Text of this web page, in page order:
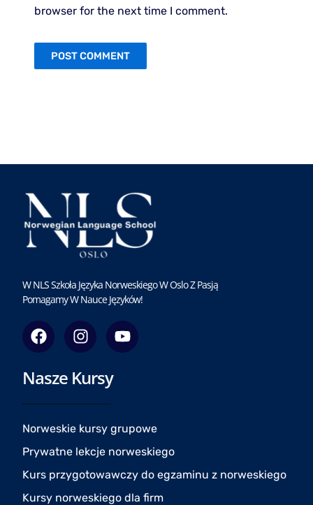
browser for the next time I comment.
W NLS Szkoła Języka Norweskiego W Oslo Z Pasją
Pomagamy W Nauce Języków!
F
a
c
e
o
o
I
n
s
t
g
r
a
m
Y
o
u
e
Nasze Kursy
Norweskie kursy grupowe
Prywatne lekcje norweskiego
Kurs przygotowawczy do egzaminu z norweskiego
Kursy norweskiego dla firm